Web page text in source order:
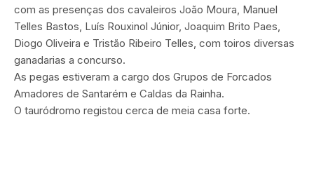
com as presenças dos cavaleiros João Moura, Manuel
Telles Bastos, Luís Rouxinol Júnior, Joaquim Brito Paes,
Diogo Oliveira e Tristão Ribeiro Telles, com toiros diversas
ganadarias a concurso.
As pegas estiveram a cargo dos Grupos de Forcados
Amadores de Santarém e Caldas da Rainha.
O tauródromo registou cerca de meia casa forte.